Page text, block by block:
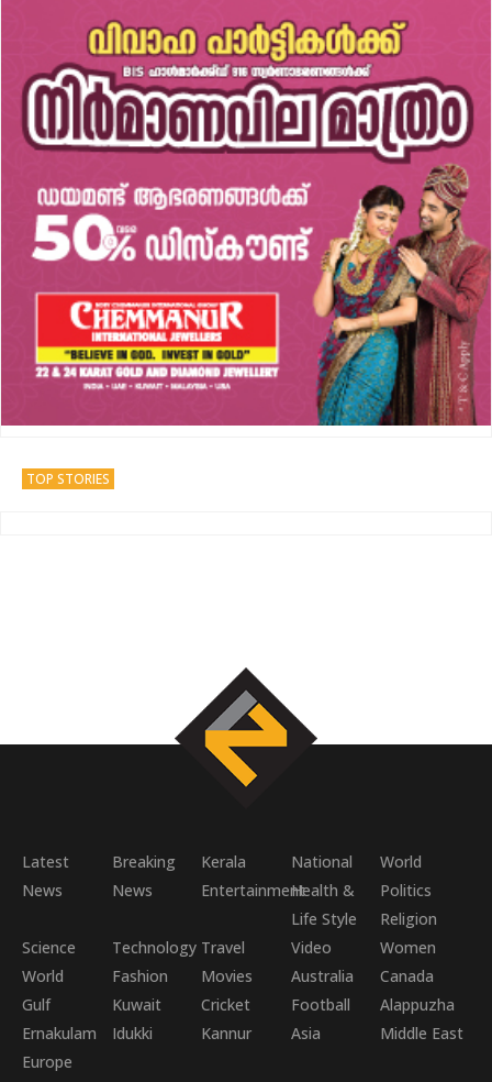
TOP STORIES
Latest
News
Breaking
News
Kerala National
World
EntertainmentHealth &
Life Style
Politics
Religion
Science
World
Technology Travel Video
Women
Fashion
Movies Australia
Canada
Gulf
Kuwait Cricket Football
Alappuzha
Ernakulam
Idukki Kannur Asia
Middle East
Europe